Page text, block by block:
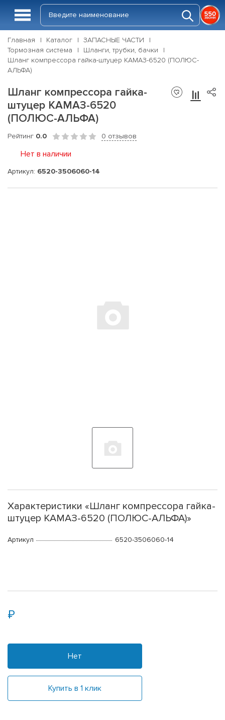
Главная Каталог
ЗАПАСНЫЕ ЧАСТИ
Тормозная система
Шланги, трубки, бачки
Шланг компрессора гайка-штуцер КАМАЗ-6520 (ПОЛЮС-
АЛЬФА)
Шланг компрессора гайка-
штуцер КАМАЗ-6520
(ПОЛЮС-АЛЬФА)
Рейтинг 0.0 0 отзывов
Нет в наличии
Артикул: 6520-3506060-14
Характеристики «Шланг компрессора гайка-
штуцер КАМАЗ-6520 (ПОЛЮС-АЛЬФА)»
Артикул 6520-3506060-14
Нет
Купить в 1 клик